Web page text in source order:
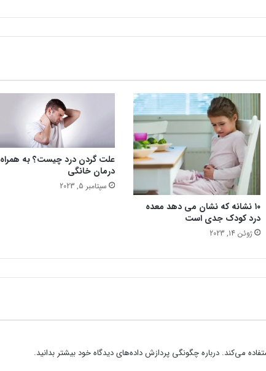
ل
ا
ا
ی
ه
ر
ج
ع
و
ن
۱۰ نشانه که نشان می دهد معده
درد کودک جدی است
ژوئن 14, 2023
علت گردن درد چیست؟ به همراه
درمان خانگی
سپتامبر 5, 2023
می‌کند. درباره چگونگی پردازش داده‌های دیدگاه خود بیشتر بدانید.